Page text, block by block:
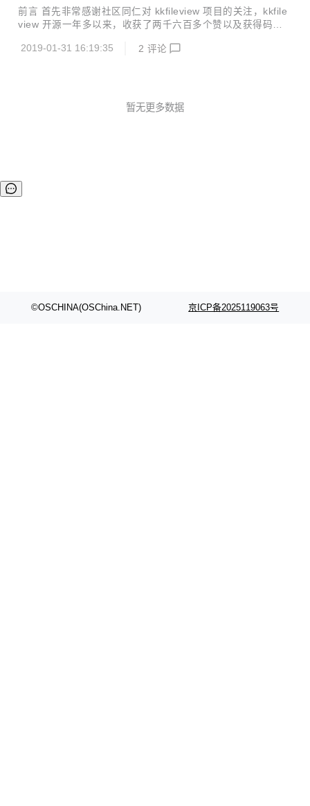
次v2.0更新内容： 1、提供一键安装部署的安装包，之前社区
很多人反映不是java开发，不知道怎么部署，现在只要解压安
前言 首先非常感谢社区同仁对 kkfileview 项目的关注，kkfile
view 开源一年多以来，收获了两千六百多个赞以及获得码云
eview 的设计模式，也被其他的类似项目所抄袭，这也从侧面
陆续开源了几个优秀的项目。由于公司事务原因，后面对 kkfil
2019-01-31 16:19:35 2 评论
暂无更多数据
©OSCHINA(OSChina.NET) 京ICP备2025119063号